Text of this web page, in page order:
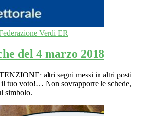
Verdi ER
del 4 marzo 2018
altri segni messi in altri posti
il tuo voto!… Non sovrapporre le schede,
simbolo.